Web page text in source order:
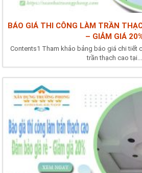
BÁO GIÁ THI CÔNG LÀM TRẦN
– GIẢM GIÁ
Contents1 Tham khảo bảng báo giá chi tiết
trần thạch cao tại...